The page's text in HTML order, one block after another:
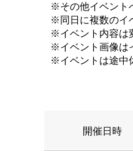
※その他イベント
※同日に複数のイ
※イベント内容は
※イベント画像は
※イベントは途中
開催日時